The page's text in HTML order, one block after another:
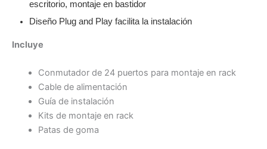
escritorio, montaje en bastidor
Diseño Plug and Play facilita la instalación
Incluye
Conmutador de 24 puertos para montaje en rack
Cable de alimentación
Guía de instalación
Kits de montaje en rack
Patas de goma